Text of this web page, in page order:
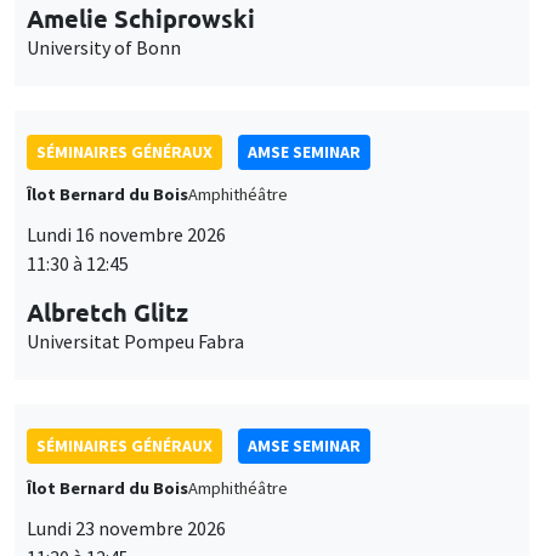
Amelie Schiprowski
University of Bonn
SÉMINAIRES GÉNÉRAUX
AMSE SEMINAR
Îlot Bernard du BoisAmphithéâtre
Lundi 16 novembre 2026
11:30 à 12:45
Albretch Glitz
Universitat Pompeu Fabra
SÉMINAIRES GÉNÉRAUX
AMSE SEMINAR
Îlot Bernard du BoisAmphithéâtre
Lundi 23 novembre 2026